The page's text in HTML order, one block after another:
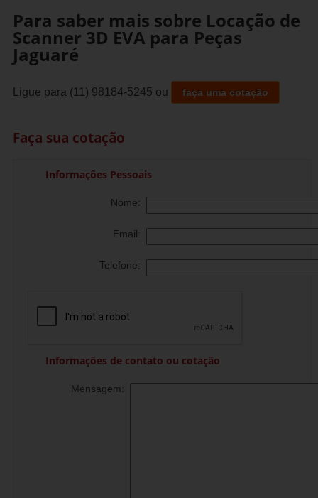
Para saber mais sobre Locação de
Scanner 3D EVA para Peças
Jaguaré
Ligue para (11) 98184-5245 ou faça uma cotação
Faça sua cotação
Informações Pessoais
Nome:
Email:
Telefone:
Informações de contato ou cotação
Mensagem: